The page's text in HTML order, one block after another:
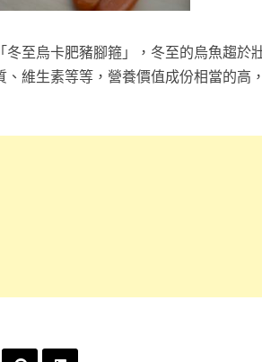
冬至烏卡肥豬腳箍」，冬至的烏魚趨於
、維生素等等，營養價值成份相當的